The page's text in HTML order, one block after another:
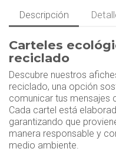
Descripción
Carteles
reciclado
Descubre nuestros
reciclado, una opción
comunicar tus mensajes
Cada cartel está
garantizando que
manera responsable y
medio ambiente.